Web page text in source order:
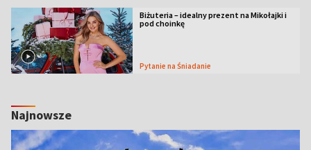
Biżuteria – idealny prezent na Mikołajki i
pod choinkę
Pytanie na Śniadanie
Najnowsze